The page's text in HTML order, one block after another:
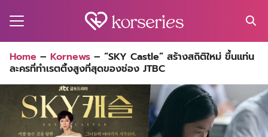
for:
Home – Kornews – “SKY Castle” สร้างสถิติใหม่ ขึ้นแท่น
ละครที่ทำเรตติ้งสูงที่สุดของช่อง JTBC